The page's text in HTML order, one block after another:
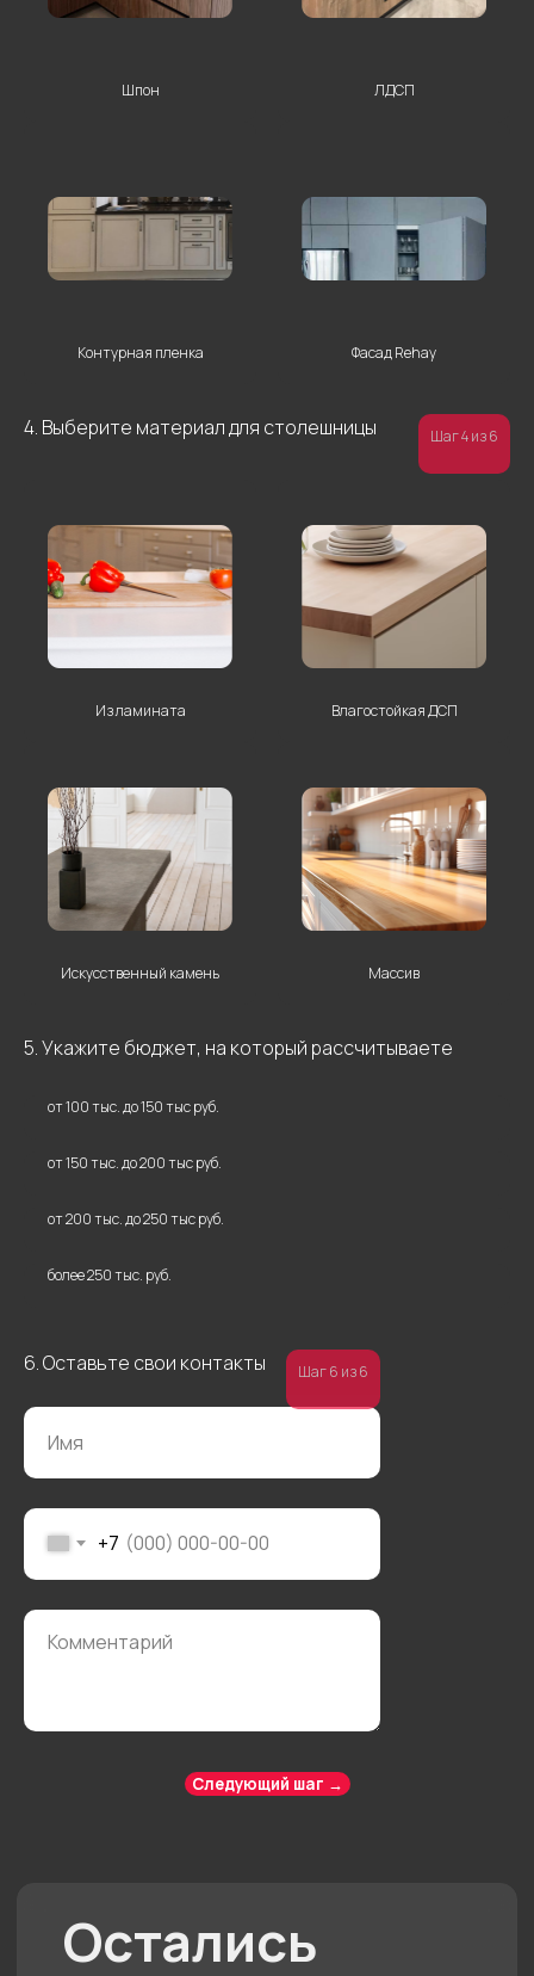
Шпон ЛДСП
Контурная пленка Фасад Rehay
4. Выберите материал для столешницы Шаг 4 из 6
Из ламината Влагостойкая ДСП
Искусственный камень Массив
5. Укажите бюджет, на который рассчитываете
от 100 тыс. до 150 тыс руб.
от 150 тыс. до 200 тыс руб.
от 200 тыс. до 250 тыс руб.
более 250 тыс. руб.
6. Оставьте свои контакты Шаг 6 из 6
+7
Следующий шаг →
Нажимая на кнопку “Отправить”, вы даете
свое согласие на обработку персональных
Кухни»
Политика конфиденциальности
Солотчинское
шоссе, 2
Контакты
Пн - пт с 10 до 20
Сб - вс с 10 до 19
Нам 10 лет
Документы
Подарочный сертификат